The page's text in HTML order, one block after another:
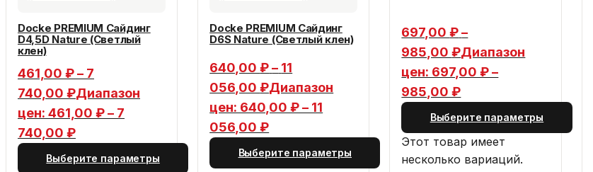
Docke PREMIUM Сайдинг
D4,5D Nature (Светлый
клен)
461,00 ₽– 7
740,00 ₽Диапазон
цен: 461,00 ₽ – 7
740,00 ₽
Выберите параметры
Docke PREMIUM Сайдинг
D6S Nature (Светлый клен)
640,00₽– 11
056,00₽Диапазон
цен: 640,00 ₽ – 11
056,00 ₽
Выберите параметры
697,00₽ –
985,00₽Диапазон
цен: 697,00 ₽ –
985,00 ₽
Выберите параметры
Этот товар имеет
несколько вариаций.